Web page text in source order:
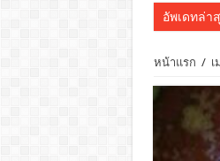
อัพเดทล่า
หน้าแรก /